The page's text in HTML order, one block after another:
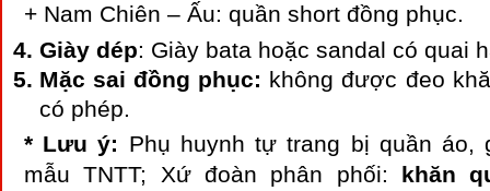
+ Nam Chiên – Ấu: quần short đồng phục.
Giày dép: Giày bata hoặc sandal có quai
Mặc sai đồng phục: không được đeo
có phép.
* Lưu ý: Phụ huynh tự trang bị quần áo,
mẫu TNTT; Xứ đoàn phân phối: khăn